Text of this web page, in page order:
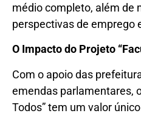
médio completo, além de
perspectivas de emprego
O Impacto do Projeto
Com o apoio das
emendas parlamentares,
Todos” tem um valor